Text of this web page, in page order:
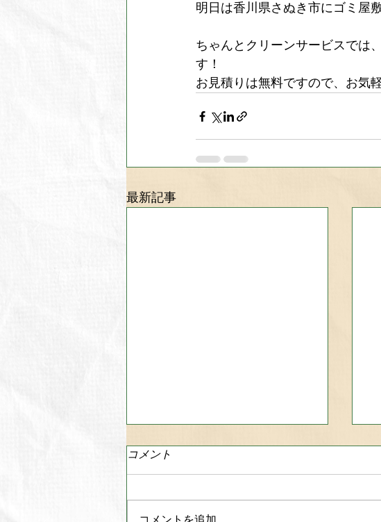
明日は香川県さぬき市にゴミ屋
ちゃんとクリーンサービスでは
す！
お見積りは無料ですので、お気
最新記事
コメント